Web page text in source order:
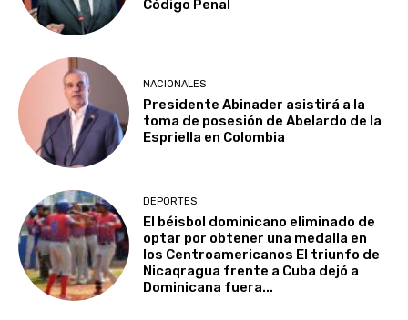
Código Penal
NACIONALES
Presidente Abinader asistirá a la
toma de posesión de Abelardo de la
Espriella en Colombia
DEPORTES
El béisbol dominicano eliminado de
optar por obtener una medalla en
los Centroamericanos El triunfo de
Nicaqragua frente a Cuba dejó a
Dominicana fuera...